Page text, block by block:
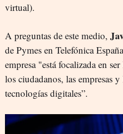
virtual).
A preguntas de este medio,
de Pymes en Telefónica
empresa "está focalizada en
los ciudadanos, las empresas
tecnologías digitales”.